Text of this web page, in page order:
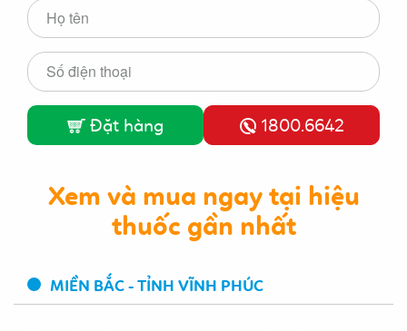
Đặt hàng 1800.6642
Xem và mua ngay tại hiệu
thuốc gần nhất
MIỀN BẮC - TỈNH VĨNH PHÚC